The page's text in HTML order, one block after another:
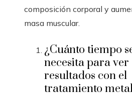
composición corporal y
masa muscular.
¿Cuánto tiempo
necesita para ver
resultados con el
tratamiento